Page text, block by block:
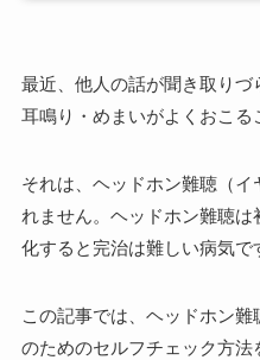
最近、他人の話が聞き取りづ
耳鳴り・めまいがよくおこる
それは、ヘッドホン難聴（
れません。ヘッドホン難聴
化すると完治は難しい病気で
この記事では、ヘッドホン
のためのセルフチェック方法